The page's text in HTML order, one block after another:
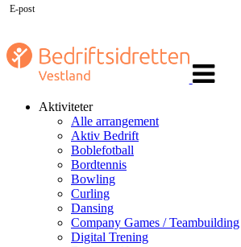
navigasjon
Aktiviteter
Alle arrangement
Aktiv Bedrift
Boblefotball
Bordtennis
Bowling
Curling
Dansing
Company Games / Teambuilding
Digital Trening
E-post